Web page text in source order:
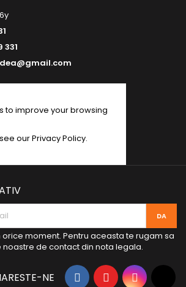
331
to improve your browsing
ourPrivacy Policy.
moment. Pentru aceasta te rugam sa
de contact din nota legala.
NE